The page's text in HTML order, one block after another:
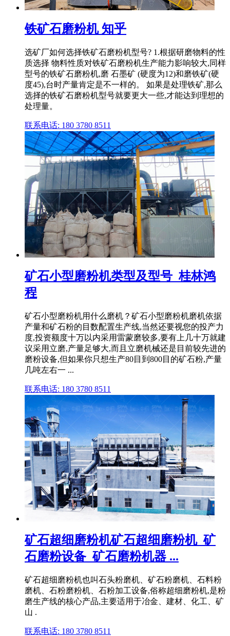
铁矿石磨粉机 知乎
选矿厂如何选择铁矿石磨粉机型号? 1.根据研磨物料的性
质选择 物料性质对铁矿石磨粉机生产能力影响较大,同样
型号的铁矿石磨粉机,磨 石墨矿 (硬度为12)和磨铁矿(硬
度45),台时产量肯定是不一样的。 如果是处理铁矿,那么
选择的铁矿石磨粉机型号就要更大一些,才能达到理想的
处理量。
联系电话: 180 3780 8511
矿石小型磨粉机类型及型号_桂林鸿
程
矿石小型磨粉机用什么磨机？矿石小型磨粉机磨机依据
产量和矿石粉的目数配置生产线,当然还要视您的投产力
度,投资额度十万以内采用雷蒙磨较多,要有上几十万就建
议采用立磨,产量足够大,而且立磨机械还是目前较先进的
磨粉设备,但如果你只想生产80目到800目的矿石粉,产量
几吨左右一 ...
联系电话: 180 3780 8511
矿石超细磨粉机矿石超细磨粉机_矿
石磨粉设备_矿石磨粉机器 ...
矿石超细磨粉机也叫石头粉磨机、矿石粉磨机、石料粉
磨机、石粉磨粉机、石粉加工设备,俗称超细磨粉机,是粉
磨生产线的核心产品,主要适用于冶金、建材、化工、矿
山 .
联系电话: 180 3780 8511